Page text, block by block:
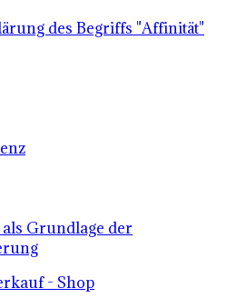
des Begriffs "Affinität"
Grundlage der
- Shop